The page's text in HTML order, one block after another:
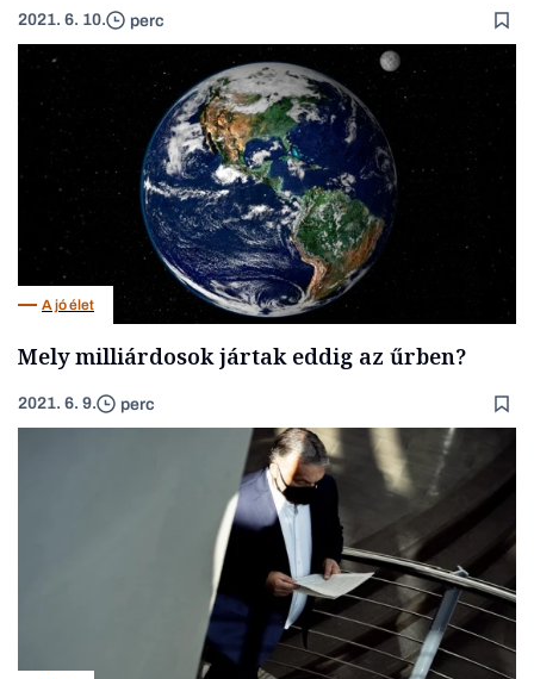
2021. 6. 10. perc
A jó élet
Mely milliárdosok jártak eddig az űrben?
2021. 6. 9. perc